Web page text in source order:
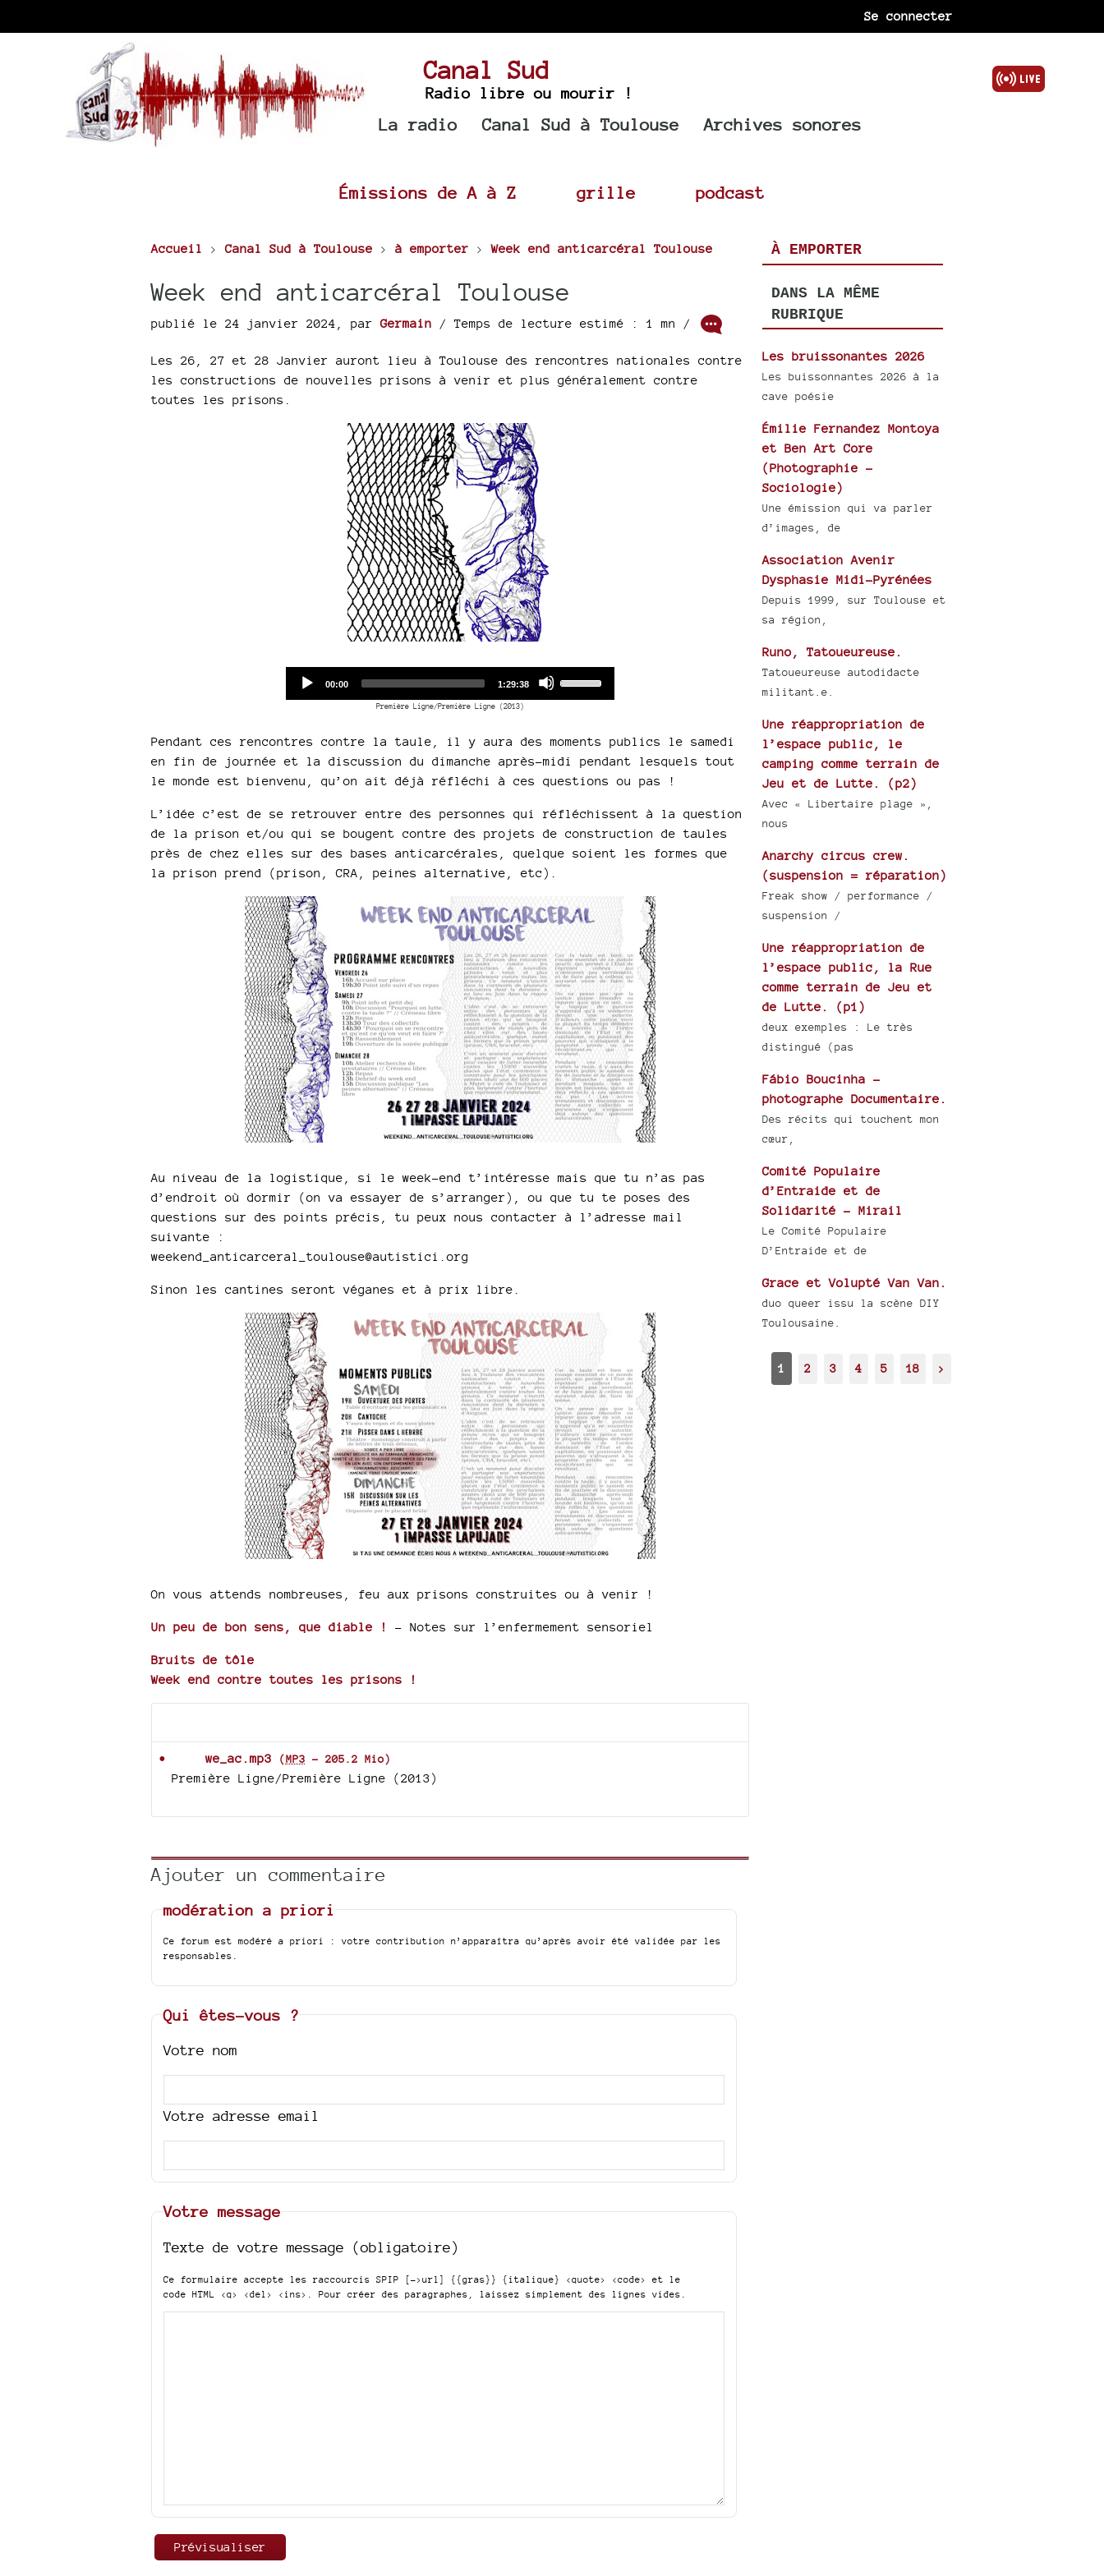
Se connecter
Canal Sud
Radio libre ou mourir !
La radio Canal Sud à Toulouse Archives sonores
Émissions de A à Z grille podcast
Accueil >Canal Sud à Toulouse > à emporter >Week end anticarcéral Toulouse
Week end anticarcéral Toulouse
publié le 24 janvier 2024 parGermain / Temps de lecture estimé : 1 mn /
Les 26, 27 et 28 Janvier auront lieu à Toulouse des rencontres nationales contre
les constructions de nouvelles prisons à venir et plus généralement contre
toutes les prisons.
Current
00:00
Total
1:29:38
keys
to
increase
decrease
volume.
Première Ligne/Première Ligne (2013)
Pendant ces rencontres contre la taule, il y aura des moments publics le samedi
en fin de journée et la discussion du dimanche après-midi pendant lesquels tout
le monde est bienvenu, qu’on ait déjà réfléchi à ces questions ou pas !
L’idée c’est de se retrouver entre des personnes qui réfléchissent à la question
de la prison et/ou qui se bougent contre des projets de construction de taules
près de chez elles sur des bases anticarcérales, quelque soient les formes que
la prison prend (prison, CRA, peines alternative, etc).
Au niveau de la logistique, si le week-end t’intéresse mais que tu n’as pas
d’endroit où dormir (on va essayer de s’arranger), ou que tu te poses des
questions sur des points précis, tu peux nous contacter à l’adresse mail
suivante :
weekend_anticarceral_toulouse@autistici.org
Sinon les cantines seront véganes et à prix libre.
On vous attends nombreuses, feu aux prisons construites ou à venir !
Un peu de bon sens, que diable ! - Notes sur l’enfermement sensoriel
Bruits de tôle
Week end contre toutes les prisons !
we_ac.mp3 (MP3 - 205.2 Mio)
Première Ligne/Première Ligne (2013)
Ajouter un commentaire
modération a priori
Ce forum est modéré a priori : votre contribution n’apparaîtra qu’après avoir été validée par les
responsables.
Qui êtes-vous ?
Votre nom
Votre adresse email
Votre message
Texte de votre message (obligatoire)
Ce formulaire accepte les raccourcis SPIP [->url] {{gras}} {italique} <quote> <code>
et le
code HTML <q> <del> <ins> . Pour créer des paragraphes, laissez simplement des lignes vides.
À EMPORTER
DANS LA MÊME
RUBRIQUE
Les bruissonantes 2026
Les buissonnantes 2026 à la
cave poésie
Émilie Fernandez Montoya
et Ben Art Core
(Photographie -
Sociologie)
Une émission qui va parler
d’images, de
Association Avenir
Dysphasie Midi-Pyrénées
Depuis 1999, sur Toulouse et
sa région,
Runo, Tatoueureuse.
Tatoueureuse autodidacte
militant.e.
Une réappropriation de
l’espace public, le
camping comme terrain de
Jeu et de Lutte. (p2)
Avec « Libertaire plage »,
nous
Anarchy circus crew.
(suspension = réparation)
Freak show / performance /
suspension /
Une réappropriation de
l’espace public, la Rue
comme terrain de Jeu et
de Lutte. (p1)
deux exemples : Le très
distingué (pas
Fábio Boucinha -
photographe Documentaire.
Des récits qui touchent mon
cœur,
Comité Populaire
d’Entraide et de
Solidarité - Mirail
Le Comité Populaire
D’Entraide et de
Grace et Volupté Van Van.
duo queer issu la scène DIY
Toulousaine.
1 2 3 4 5 18 >